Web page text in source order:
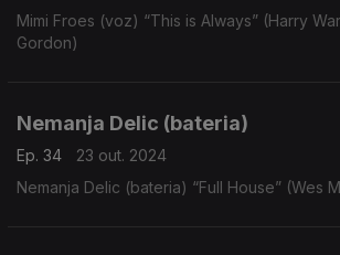
Mimi Froes (voz) “This is Always” (Harry
Gordon)
Nemanja Delic (bateria)
Ep. 34
23 out. 2024
Nemanja Delic (bateria) “Full House” (Wes